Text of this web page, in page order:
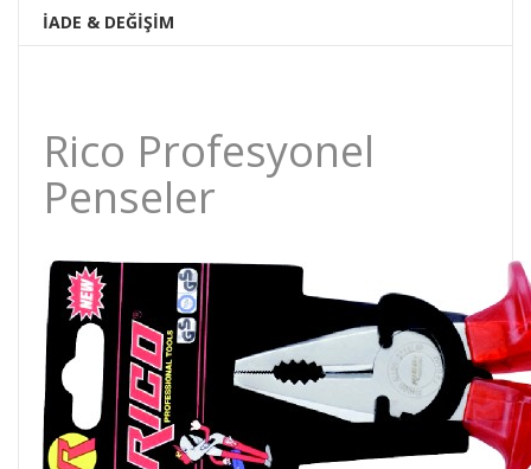
İADE & DEĞİŞİM
Rico Profesyonel
Penseler